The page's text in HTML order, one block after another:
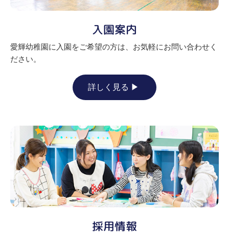
入園案内
愛輝幼稚園に入園をご希望の方は、お気軽にお問い合わせく
ださい。
詳しく見る
採用情報